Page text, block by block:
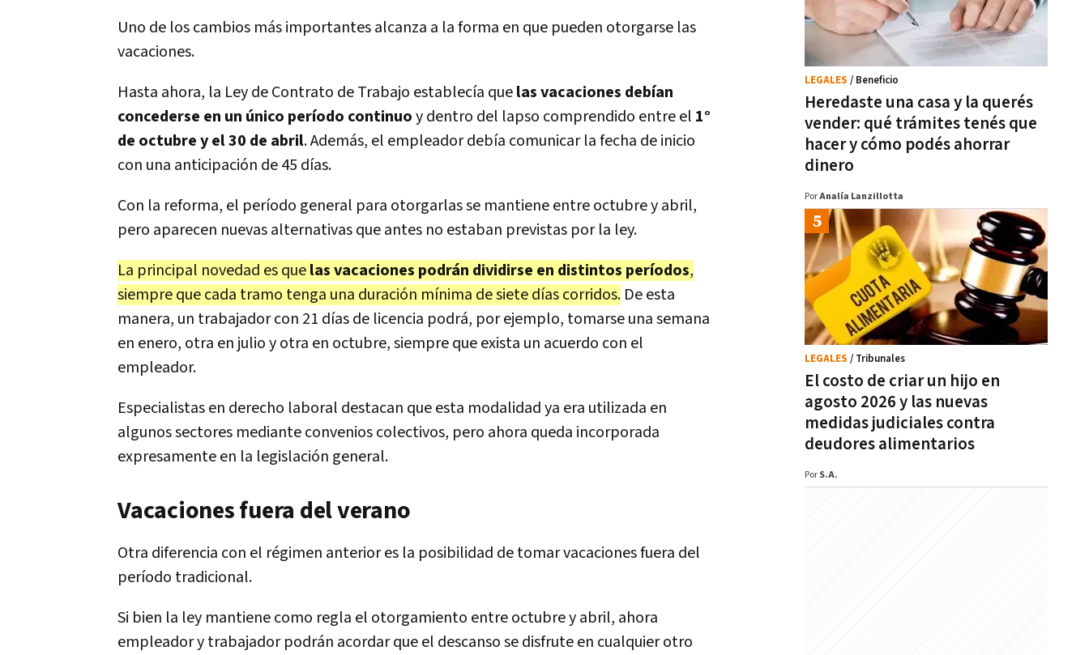
Uno de los cambios más importantes alcanza a la forma en que pueden otorgarse las
vacaciones.
Hasta ahora, la Ley de Contrato de Trabajo establecía quelas vacaciones debían
concederse en un único período continuoy dentro del lapso comprendido entre el 1°
de octubre y el 30 de abril. Además, el empleador debía comunicar la fecha de inicio
con una anticipación de 45 días.
Con la reforma, el período general para otorgarlas se mantiene entre octubre y abril,
pero aparecen nuevas alternativas que antes no estaban previstas por la ley.
La principal novedad es quelas vacaciones podrán dividirse en distintos períodos,
siempre que cada tramo tenga una duración mínima de siete días corridos. De esta
manera, un trabajador con 21 días de licencia podrá, por ejemplo, tomarse una semana
en enero, otra en julio y otra en octubre, siempre que exista un acuerdo con el
empleador.
Especialistas en derecho laboral destacan que esta modalidad ya era utilizada en
algunos sectores mediante convenios colectivos, pero ahora queda incorporada
expresamente en la legislación general.
Vacaciones fuera del verano
Otra diferencia con el régimen anterior es la posibilidad de tomar vacaciones fuera del
período tradicional.
Si bien la ley mantiene como regla el otorgamiento entre octubre y abril, ahora
empleador y trabajador podrán acordar que el descanso se disfrute en cualquier otro
Heredaste una casa y la querés
vender: qué trámites tenés que
hacer y cómo podés ahorrar
dinero
LEGALES / Beneficio
PorAnalía Lanzillotta
El costo de criar un hijo en
agosto 2026 y las nuevas
medidas judiciales contra
deudores alimentarios
LEGALES / Tribunales
Por S.A.